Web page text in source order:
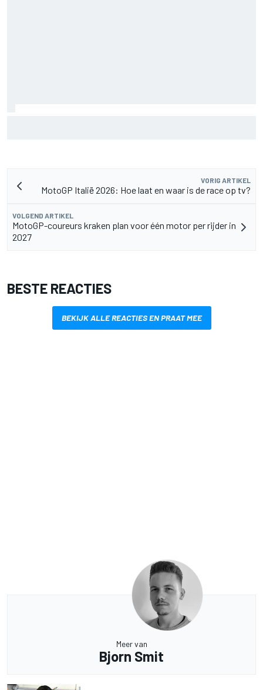
VORIG ARTIKEL
MotoGP Italië 2026: Hoe laat en waar is de race op tv?
VOLGEND ARTIKEL
MotoGP-coureurs kraken plan voor één motor per rijder in
2027
BESTE REACTIES
BEKIJK ALLE REACTIES EN PRAAT MEE
Meer van
Bjorn Smit